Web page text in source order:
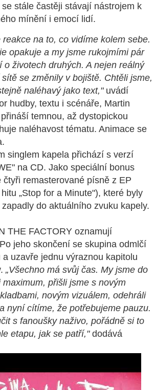
stále častěji stávají nástrojem k
mínění i emocí lidí.
reakce na to, co vidíme kolem sebe.
opakuje a my jsme rukojmími pár
životech druhých. A nejen reálný
se změnily v bojiště. Chtěli jsme,
naléhavý jako text,"uvádí
hudby, textu i scénáře, Martin
temnou, až dystopickou
naléhavost tématu. Animace se
singlem kapela přichází s verzí
na CD. Jako speciální bonus
čtyři remasterované písně z EP
„Stop for a Minute"), které byly
do aktuálního zvuku kapely.
THE FACTORY oznamují
jeho skončení se skupina odmlčí
uzavře jednu výraznou kapitolu
„Všechno má svůj čas. My jsme do
přišli jsme s novým
novým vizuálem, odehráli
nyní cítíme, že potřebujeme pauzu.
s fanoušky naživo, pořádně si to
etapu, jak se patří,"dodává